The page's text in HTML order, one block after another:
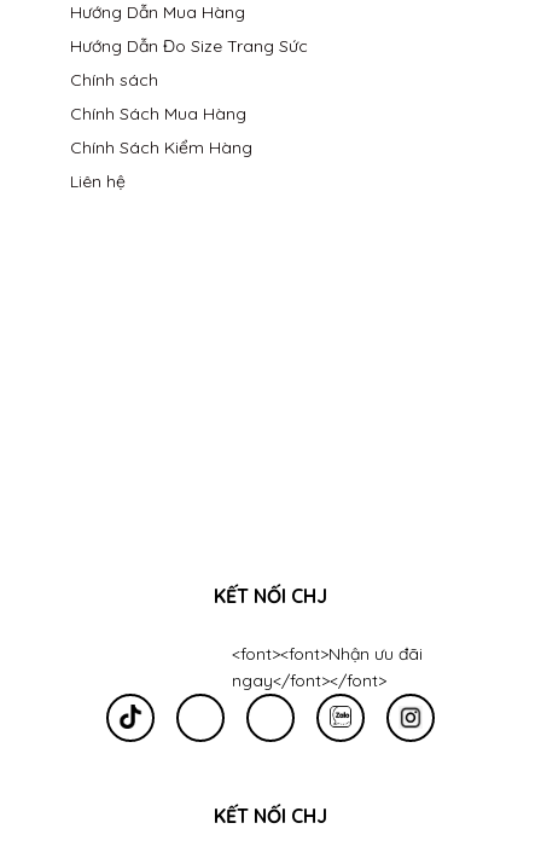
Hướng Dẫn Mua Hàng
Hướng Dẫn Đo Size Trang Sức
Chính sách
Chính Sách Mua Hàng
Chính Sách Kiểm Hàng
Liên hệ
KẾT NỐI CHJ
KẾT NỐI CHJ
<font><font>Nhận ưu đãi
ngay</font></font>